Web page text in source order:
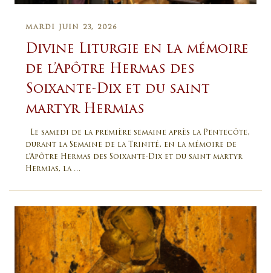
MARDI JUIN 23, 2026
Divine Liturgie en la mémoire
de l’Apôtre Hermas des
Soixante-Dix et du saint
martyr Hermias
Le samedi de la première semaine après la Pentecôte,
durant la Semaine de la Trinité, en la mémoire de
l’Apôtre Hermas des Soixante-Dix et du saint martyr
Hermias, la …